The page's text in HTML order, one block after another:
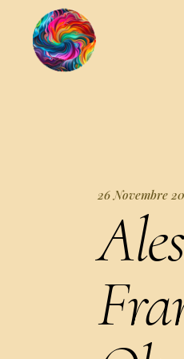
26 Novembre